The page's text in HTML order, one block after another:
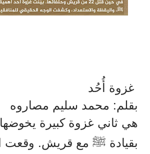
غزوة
أُحُد
بقلم: محمد سليم مصاروه
هي ثاني غزوة كبيرة يخوضها
بقيادة ﷺ مع قريش. وقعت